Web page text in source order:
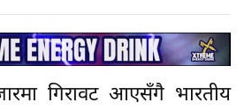
गिरावट आएसँगै भारतीय